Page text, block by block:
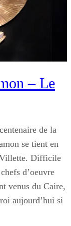
– Le
de la
se tient en
Villette. Difficile
d’oeuvre
venus du Caire,
aujourd’hui si